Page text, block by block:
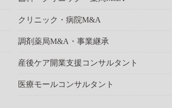
クリニック・病院M&A
調剤薬局M&A・事業継承
産後ケア開業支援コンサルタント
医療モールコンサルタント